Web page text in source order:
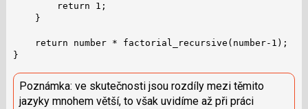
        return 1;
    }
    return number * factorial_recursive(number-1);
}
Poznámka: ve skutečnosti jsou rozdíly mezi těmito
jazyky mnohem větší, to však uvidíme až při práci